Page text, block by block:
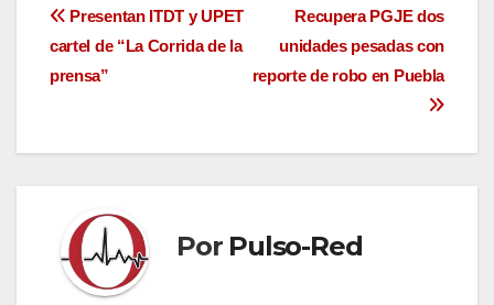
Navegación
de
Recupera PGJE dos
unidades pesadas con
reporte de robo en Puebla
Presentan ITDT y UPET
cartel de “La Corrida de la
prensa”
Por Pulso-Red